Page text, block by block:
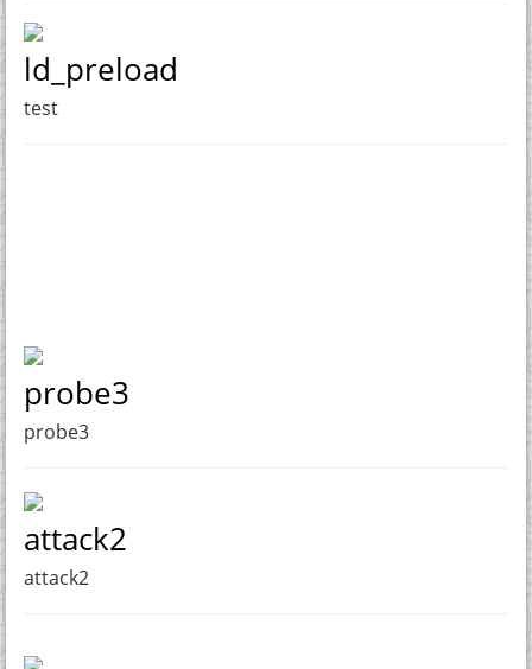
ld_preload
test
probe3
probe3
attack2
attack2